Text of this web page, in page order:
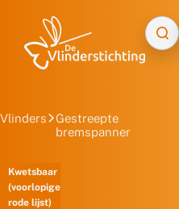
Vlinders
Gestreepte
bremspanner
Kwetsbaar
(voorlopige
rode lijst)